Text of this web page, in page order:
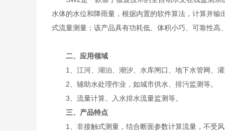
水体的水位和降雨量，根据内置的软件算法，计算并
式流量测量；该产品具有功耗低、体积小巧、可靠性
二、应用领域
1、江河、湖泊、潮汐、水库闸口、地下水管网、灌
2、辅助水处理作业，如城市供水、排污监测等。
3、流量计算、入水排水流量监测等。
三、产品特点
1、非接触式测量，结合断面参数计算流量，不受风